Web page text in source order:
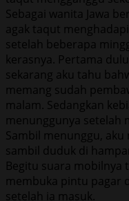
Sebagai wanita Jawa
agak taqut
setelah beberapa
kerasnya. Pertama
sekarang aku tahu
memang sudah
malam. Sedangkan
menunggunya setelah
Sambil menunggu,
sambil duduk di
Begitu suara mobilnya
membuka pintu pagar
setelah ia masuk.